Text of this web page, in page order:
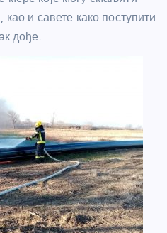
и савете како поступити
дође.